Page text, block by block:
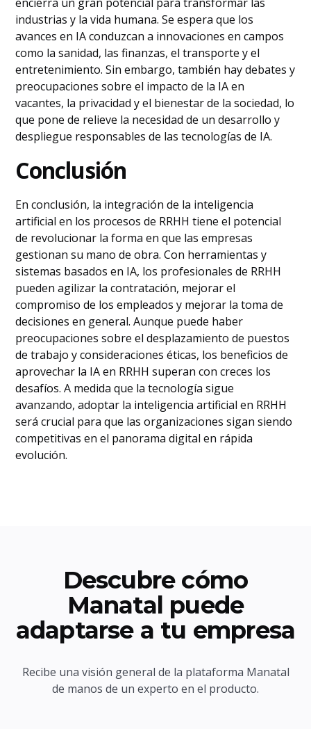
industrias y la vida humana. Se espera que los
avances en IA conduzcan a innovaciones en campos
como la sanidad, las finanzas, el transporte y el
entretenimiento. Sin embargo, también hay debates y
preocupaciones sobre el impacto de la IA en
vacantes, la privacidad y el bienestar de la sociedad, lo
que pone de relieve la necesidad de un desarrollo y
despliegue responsables de las tecnologías de IA.
Conclusión
En conclusión, la integración de la inteligencia
artificial en los procesos de RRHH tiene el potencial
de revolucionar la forma en que las empresas
gestionan su mano de obra. Con herramientas y
sistemas basados en IA, los profesionales de RRHH
pueden agilizar la contratación, mejorar el
compromiso de los empleados y mejorar la toma de
decisiones en general. Aunque puede haber
preocupaciones sobre el desplazamiento de puestos
de trabajo y consideraciones éticas, los beneficios de
aprovechar la IA en RRHH superan con creces los
desafíos. A medida que la tecnología sigue
avanzando, adoptar la inteligencia artificial en RRHH
será crucial para que las organizaciones sigan siendo
competitivas en el panorama digital en rápida
evolución.
Descubre cómo
Manatal puede
adaptarse a tu empresa
Recibe una visión general de la plataforma Manatal
de manos de un experto en el producto.